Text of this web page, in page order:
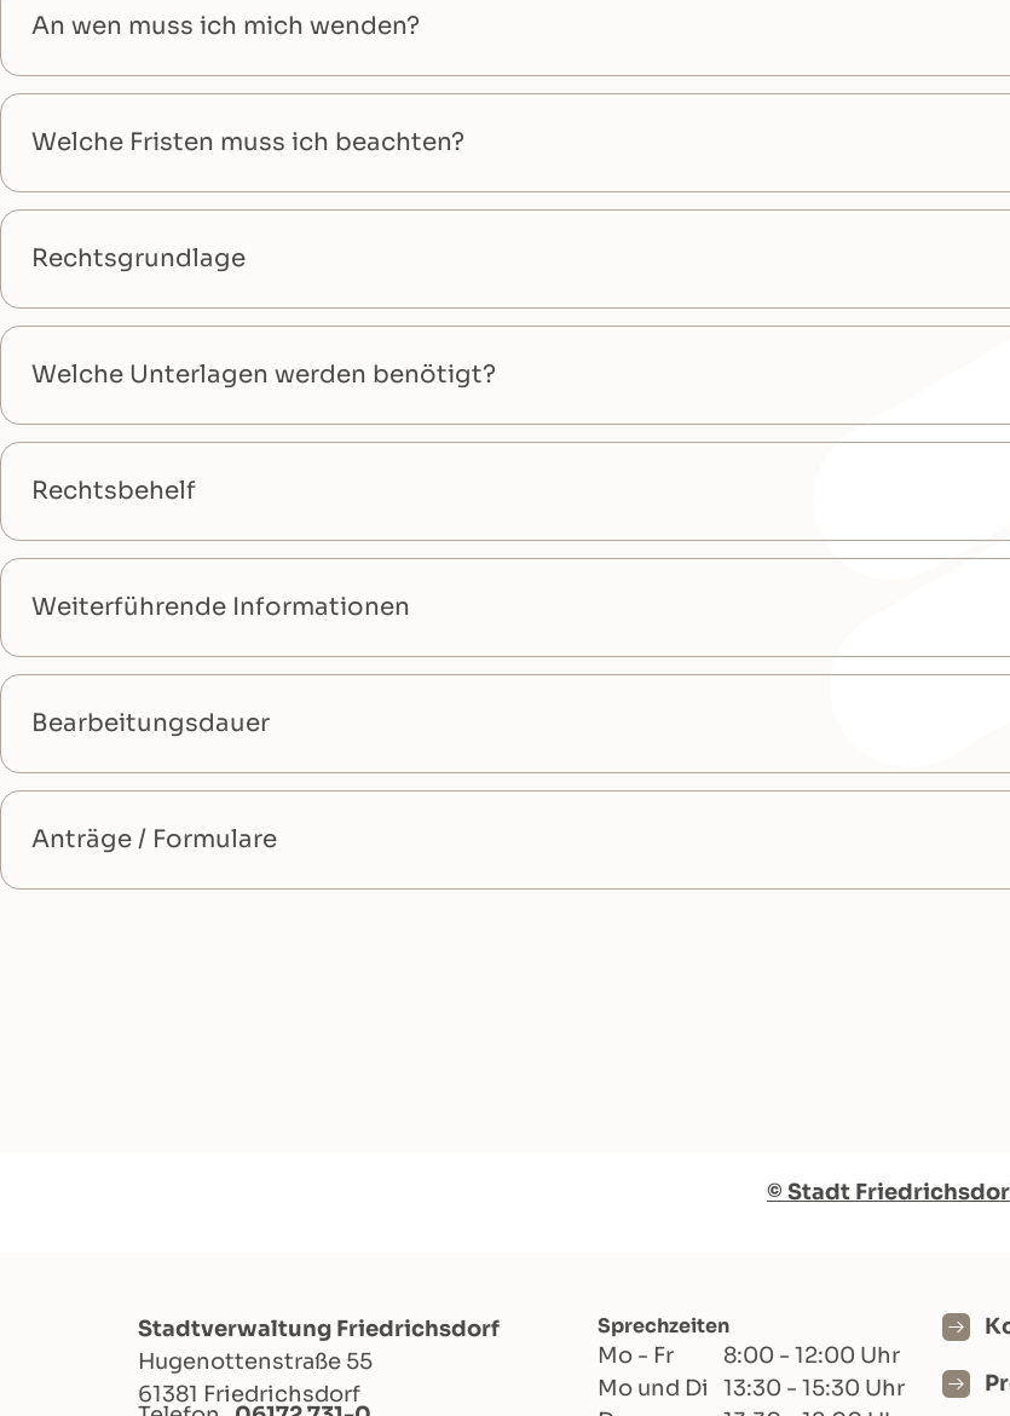
An wen muss ich mich wenden?
Welche Fristen muss ich beachten?
Rechtsgrundlage
Welche Unterlagen werden benötigt?
Rechtsbehelf
Weiterführende Informationen
Bearbeitungsdauer
Anträge / Formulare
© Stadt
Stadtverwaltung Friedrichsdorf
Hugenottenstraße 55
61381 Friedrichsdorf
Sprechzeiten
Mo - Fr
8:00 - 12:00 Uhr
Mo und Di
13:30 - 15:30 Uhr